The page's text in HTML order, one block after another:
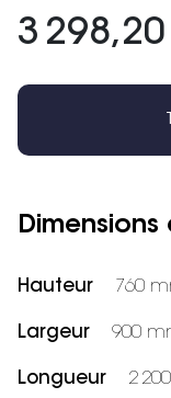
3
Hauteur 760
Largeur 900
Longueur 2